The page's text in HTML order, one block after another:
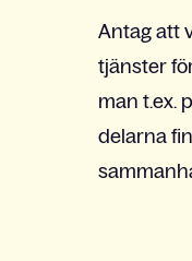
Antag att
tjänster
man t.ex.
delarna